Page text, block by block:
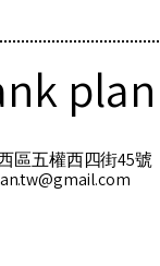
plan
區五權西四街45號